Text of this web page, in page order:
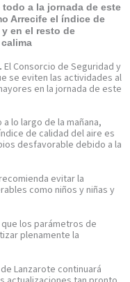
a la jornada de este
Arrecife el índice de
en el resto de
El Consorcio de Seguridad y
se eviten las actividades al
en la jornada de este
lo largo de la mañana,
de calidad del aire es
desfavorable debido a la
evitar la
como niños y niñas y
los parámetros de
plenamente la
Lanzarote continuará